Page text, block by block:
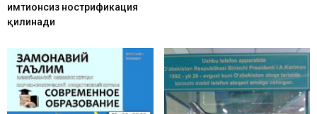
имтиҳонсиз нострификация
қилинади